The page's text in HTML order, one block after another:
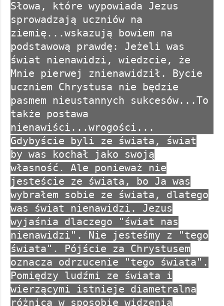
Słowa, które wypowiada Jezus
sprowadzają uczniów na
ziemię...wskazują bowiem na
podstawową prawdę: Jeżeli was
świat nienawidzi, wiedzcie, że
Mnie pierwej znienawidził. Bycie
uczniem Chrystusa nie będzie
pasmem nieustannych sukcesów...To
także postawa
nienawiści...wrogości...
Gdybyście byli ze świata, świat
by was kochał jako swoją
własność. Ale ponieważ nie
jesteście ze świata, bo Ja was
wybrałem sobie ze świata, dlatego
was świat nienawidzi. Jezus
wyjaśnia dlaczego "świat nas
nienawidzi". Nie jesteśmy z "tego
świata". Pójście za Chrystusem
oznacza odrzucenie "tego świata".
Pomiędzy ludźmi ze świata i
wierzącymi istnieje diametralna
różnica w sposobie widzenia